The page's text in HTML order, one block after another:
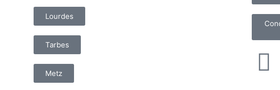
Lourdes
Tarbes
Metz